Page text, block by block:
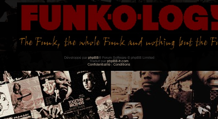
Développé par phpBB® Forum Software © phpBB Limited
Traduit par phpBB-fr.com
Confidentialité
Conditions